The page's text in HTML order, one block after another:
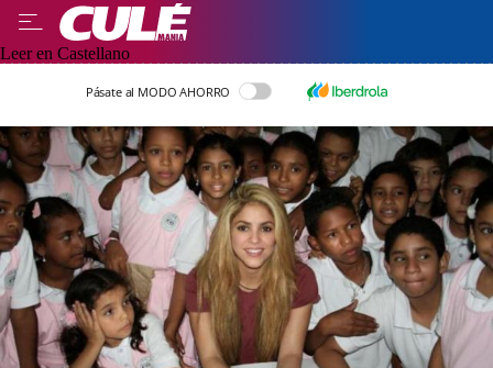
Leer en Castellano
Pásate al MODO AHORRO